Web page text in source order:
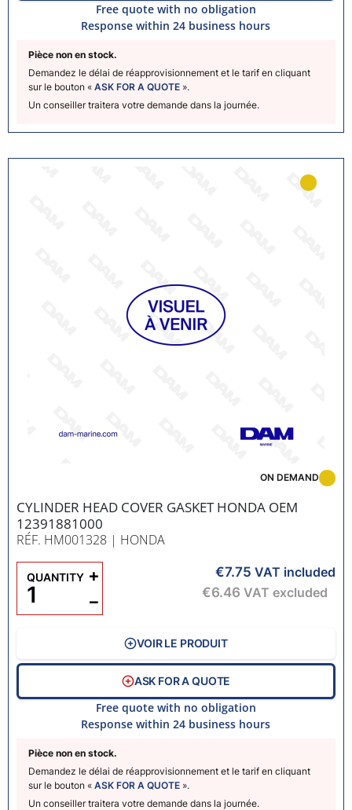
Pièce non en stock.
Demandez le délai de réapprovisionnement et le tarif en cliquant
sur le bouton « ASK FOR A QUOTE ».
Un conseiller traitera votre demande dans la journée.
Free quote with no obligation
Response within 24 business hours
CYLINDER HEAD COVER GASKET HONDA OEM
12391881000
RÉF. HM001328 | HONDA
Pièce non en stock.
Demandez le délai de réapprovisionnement et le tarif en cliquant
sur le bouton « ASK FOR A QUOTE ».
Un conseiller traitera votre demande dans la journée.
ON DEMAND
€7.75 VAT included
€6.46 VAT excluded
QUANTITY
−
+
VOIR LE PRODUIT
ASK FOR A QUOTE
Free quote with no obligation
Response within 24 business hours